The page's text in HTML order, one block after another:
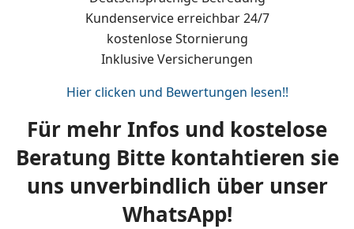
Kundenservice erreichbar 24/7
kostenlose Stornierung
Inklusive Versicherungen
Hier clicken und Bewertungen lesen!!
Für mehr Infos und kostelose
Beratung Bitte kontahtieren sie
uns unverbindlich über unser
WhatsApp!